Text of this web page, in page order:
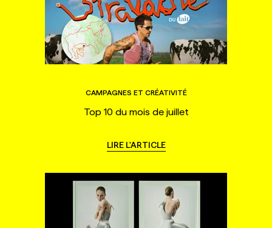
CAMPAGNES ET CRÉATIVITÉ
Top 10 du mois de juillet
LIRE L'ARTICLE